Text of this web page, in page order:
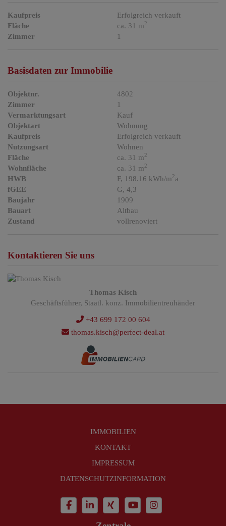
Kaufpreis
Erfolgreich verkauft
Fläche
ca. 31 m2
Zimmer 1
Basisdaten zur Immobilie
Objektnr.
4802
Zimmer
1
Vermarktungsart
Kauf
Objektart
Wohnung
Kaufpreis
Erfolgreich verkauft
Nutzungsart
Wohnen
Fläche
ca. 31 m2
Wohnfläche ca. 31 m2
HWB F, 198.16 kWh/m2a
fGEE
G, 4,3
Baujahr
1909
Bauart
Altbau
Zustand
vollrenoviert
Kontaktieren Sie uns
Thomas Kisch
Geschäftsführer, Staatl. konz. Immobilientreuhänder
+43 699 172 00 604
thomas.kisch@perfect-deal.at
IMMOBILIEN
KONTAKT
IMPRESSUM
DATENSCHUTZINFORMATION